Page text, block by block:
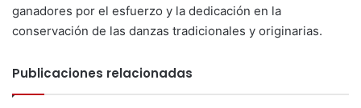
ganadores por el esfuerzo y la dedicación en la
conservación de las danzas tradicionales y originarias.
Publicaciones relacionadas